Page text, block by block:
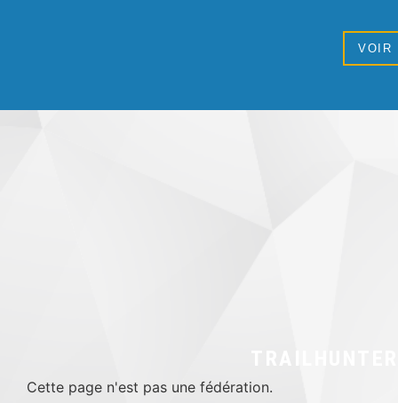
VOIR
Cette page n'est pas une fédération.